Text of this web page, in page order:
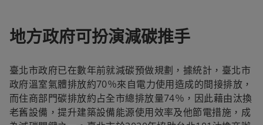
地方政府可扮演減碳推手
臺北市政府已在數年前就減碳預做規劃，據統計，臺北市
政府溫室氣體排放約70％來自電力使用造成的間接排放，
而住商部門碳排放約占全市總排放量74％，因此藉由汰換
老舊設備，提升建築設備能源使用效率及他節電措施，成